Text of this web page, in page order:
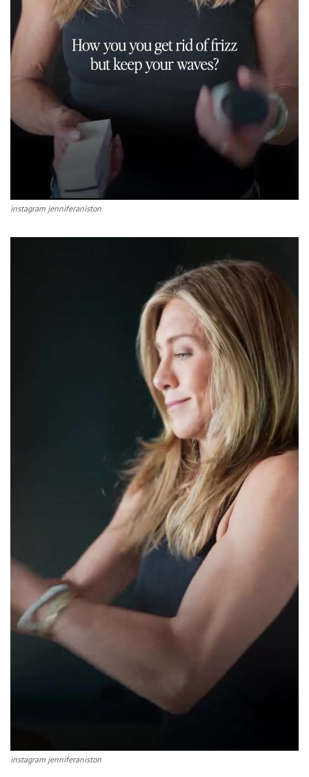
instagram jenniferaniston
instagram jenniferaniston